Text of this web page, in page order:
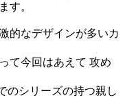
す。
的なデザインが多いカ
て今回はあえて 攻め
のシリーズの持つ親し